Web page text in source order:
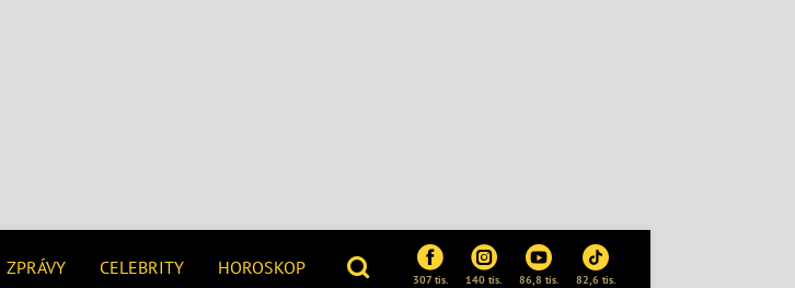
ZPRÁVY CELEBRITY HOROSKOP
307 tis. 140 tis. 86,8 tis. 82,6 tis.